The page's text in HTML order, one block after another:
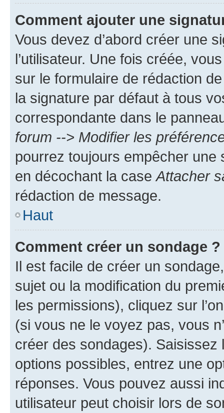
Comment ajouter une
Vous devez d’abord créer une
l’utilisateur. Une fois créée,
sur le formulaire de rédaction
la signature par défaut à tous
correspondante dans le
forum --> Modifier les
pourrez toujours empêcher une
en décochant la case Attacher
rédaction de message.
Haut
Comment créer un sondage ?
Il est facile de créer un
sujet ou la modification du
les permissions), cliquez sur
(si vous ne le voyez pas, vous
créer des sondages).
options possibles, entrez une
réponses. Vous pouvez aussi
utilisateur peut choisir lors de